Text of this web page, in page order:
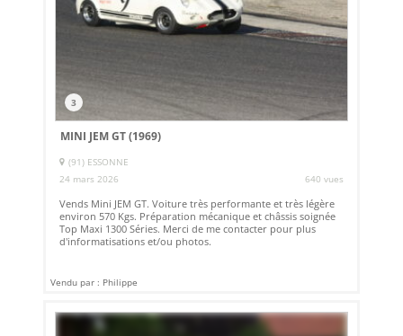
3
MINI JEM GT (1969)
(91) ESSONNE
24 mars 2026
640 vues
Vends Mini JEM GT. Voiture très performante et très légère
environ 570 Kgs. Préparation mécanique et châssis soignée
Top Maxi 1300 Séries. Merci de me contacter pour plus
d'informatisations et/ou photos.
Vendu par : Philippe